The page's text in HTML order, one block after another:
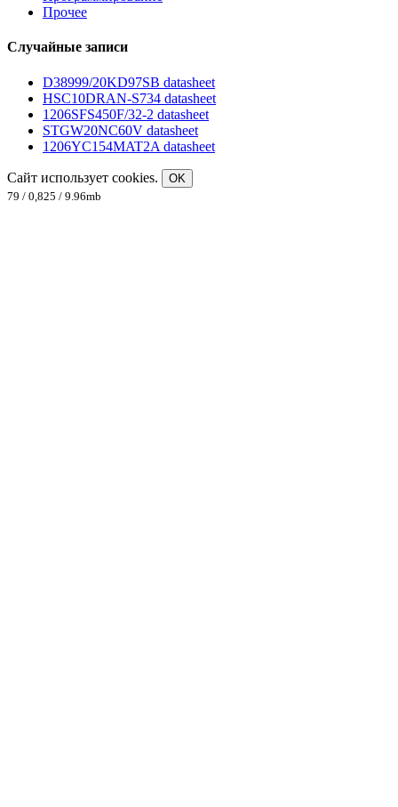
Прочее
Случайные записи
D38999/20KD97SB datasheet
HSC10DRAN-S734 datasheet
1206SFS450F/32-2 datasheet
STGW20NC60V datasheet
1206YC154MAT2A datasheet
Сайт использует cookies.
OK
79 / 0,825 / 9.96mb